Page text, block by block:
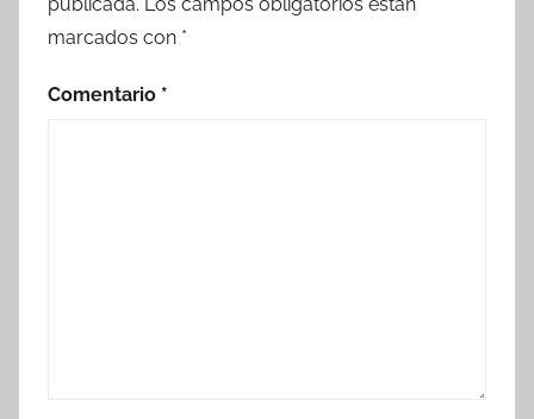
marcados con *
Comentario *